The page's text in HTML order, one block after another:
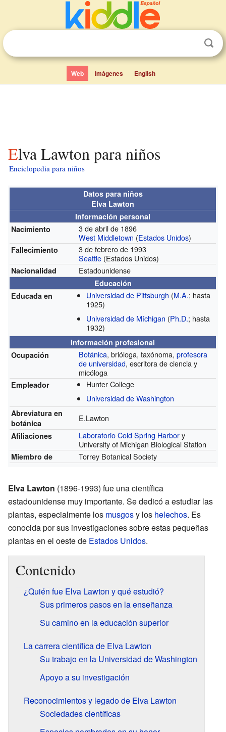
Web Imágenes English
Elva Lawton para niños
Enciclopedia para niños
Datos para niños
Elva Lawton
Información personal
Nacimiento
3 de abril de 1896
West Middletown (Estados Unidos)
Fallecimiento
3 de febrero de 1993
Seattle (Estados Unidos)
Nacionalidad Estadounidense
Educación
Educada en
Universidad de Pittsburgh (M.A.; hasta
1925)
Universidad de Míchigan (Ph.D.; hasta
1932)
Información profesional
Ocupación
Botánica, brióloga, taxónoma,profesora
de universidad, escritora de ciencia y
micóloga
Empleador
Hunter College
Universidad de Washington
Abreviatura en
botánica
E.Lawton
Afiliaciones Laboratorio Cold Spring Harbory
University of Michigan Biological Station
Miembro de Torrey Botanical Society
Elva Lawton (1896-1993) fue una científica
estadounidense muy importante. Se dedicó a estudiar las
plantas, especialmente los musgosy los helechos. Es
conocida por sus investigaciones sobre estas pequeñas
plantas en el oeste de Estados Unidos.
Contenido
¿Quién fue Elva Lawton y qué estudió?
Sus primeros pasos en la enseñanza
Su camino en la educación superior
La carrera científica de Elva Lawton
Su trabajo en la Universidad de Washington
Apoyo a su investigación
Reconocimientos y legado de Elva Lawton
Sociedades científicas